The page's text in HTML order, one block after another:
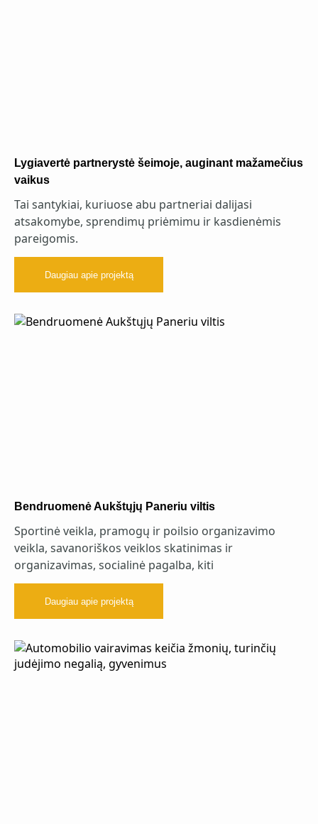
Lygiavertė partnerystė šeimoje, auginant mažamečius
vaikus
Tai santykiai, kuriuose abu partneriai dalijasi
atsakomybe, sprendimų priėmimu ir kasdienėmis
pareigomis.
Daugiau apie projektą
Bendruomenė Aukštųjų Paneriu viltis
Sportinė veikla, pramogų ir poilsio organizavimo
veikla, savanoriškos veiklos skatinimas ir
organizavimas, socialinė pagalba, kiti
Daugiau apie projektą